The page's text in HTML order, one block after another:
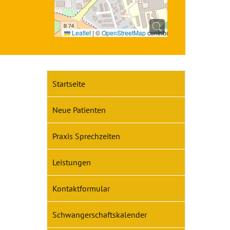
Leaflet | ©OpenStreetMapcontributors
Startseite
Neue Patienten
Praxis Sprechzeiten
Leistungen
Kontaktformular
Schwangerschaftskalender